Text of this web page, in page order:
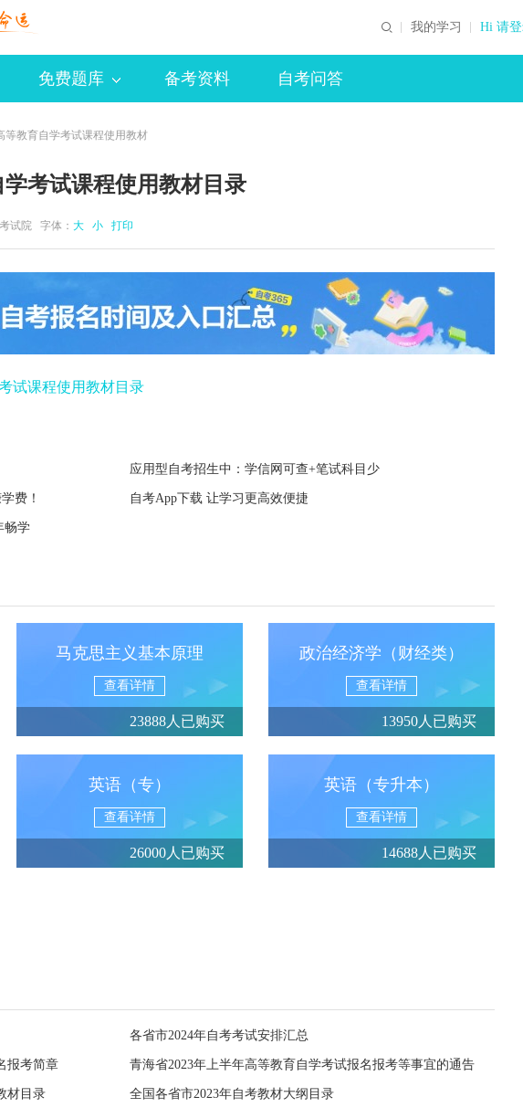
我的学习 Hi 请
免费题库 备考资料 自考问答
等教育自学考试课程使用教材
考试课程使用教材目录
试院 字体： 大 小 打印
试课程使用教材目录
应用型自考招生中：学信网可查+笔试科目少
费！ 自考App下载 让学习更高效便捷
畅学
马克思主义基本原理
查看详情
23888人已购买
政治经济学（财经类）
查看详情
13950人已购买
英语（专）
查看详情
26000人已购买
英语（专升本）
查看详情
14688人已购买
各省市2024年自考考试安排汇总
报考简章 青海省2023年上半年高等教育自学考试报名报考等事宜的通告
材目录 全国各省市2023年自考教材大纲目录